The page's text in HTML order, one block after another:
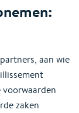
aan wie
zaken